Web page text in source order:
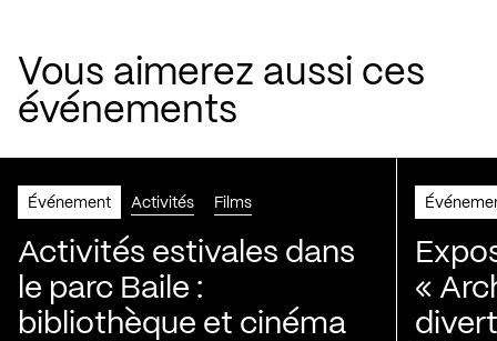
Vous aimerez aussi ces
événements
Événement Activités Films
Activités estivales dans
le parc Baile :
bibliothèque et cinéma
«